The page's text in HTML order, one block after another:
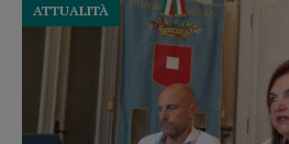
ATTUALITÀ